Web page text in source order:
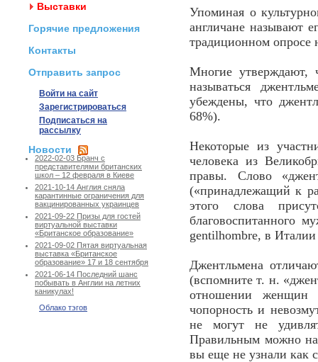
Выставки
Горячие предложения
Контакты
Отправить запрос
Войти на сайт
Зарегистрироваться
Подписаться на
рассылку
Новости
2022-02-03 Бранч с
представителями британских
школ – 12 февраля в Киеве
2021-10-14 Англия сняла
карантинные ограничения для
вакцинированных украинцев
2021-09-22 Призы для гостей
виртуальной выставки
«Британское образование»
2021-09-02 Пятая виртуальная
выставка «Британское
образование» 17 и 18 сентября
2021-06-14 Последний шанс
побывать в Англии на летних
каникулах!
Облако тэгов
Упоминая о
англичане называют
традиционном опросе
Многие утверждают,
называться
убеждены, что
68%).
Некоторые из
человека из
правы. Слово
(«принадлежащий к
этого слова
благовоспитанного
gentilhombre, в
Джентльмена
(вспомните т. н.
отношении женщин
чопорность и
не могут не
Правильным можно
вы еще не узнали как